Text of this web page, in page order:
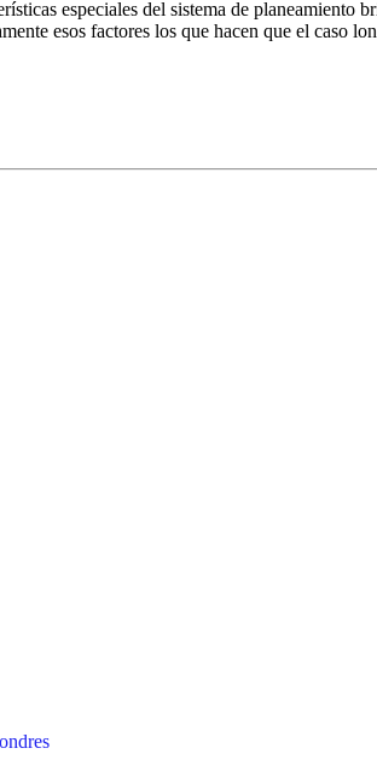
especiales del sistema de planeamiento
esos factores los que hacen que el caso